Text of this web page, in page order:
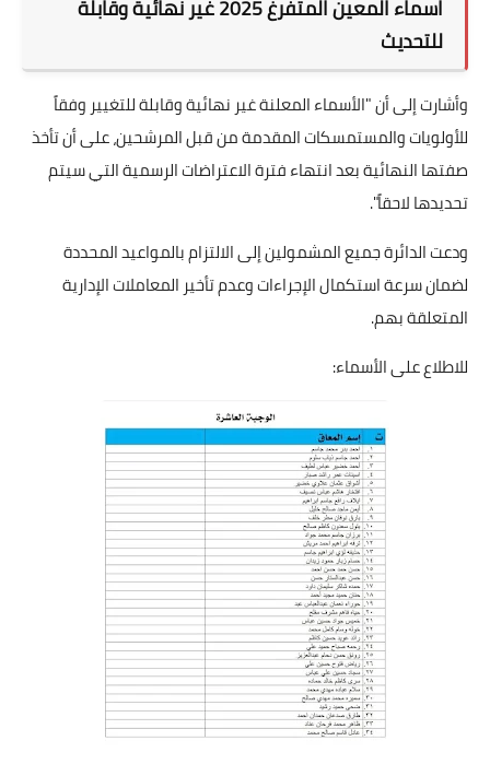
اسماء المعين المتفرغ 2025 غير نهائية وقابلة
للتحديث
وأشارت إلى أن "الأسماء المعلنة غير نهائية وقابلة للتغيير وفقاً
للأولويات والمستمسكات المقدمة من قبل المرشحين، على أن تأخذ
صفتها النهائية بعد انتهاء فترة الاعتراضات الرسمية التي سيتم
تحديدها لاحقاً".
ودعت الدائرة جميع المشمولين إلى الالتزام بالمواعيد المحددة
لضمان سرعة استكمال الإجراءات وعدم تأخير المعاملات الإدارية
المتعلقة بهم.
للاطلاع على الأسماء: